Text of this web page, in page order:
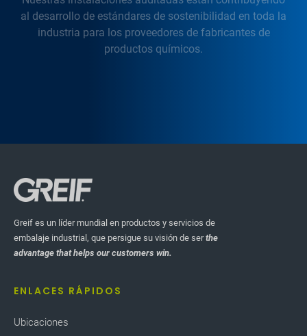
al desarrollo de estándares de sostenibilidad en toda la
industria para los proveedores de fabricantes de
productos químicos.
Greif es un líder mundial en productos y servicios de
embalaje industrial, que persigue su visión de serthe
advantage that helps our customers win.
ENLACES RÁPIDOS
Ubicaciones